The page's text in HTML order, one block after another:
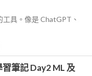
具。像是 ChatGPT、
筆記 Day2 ML 及